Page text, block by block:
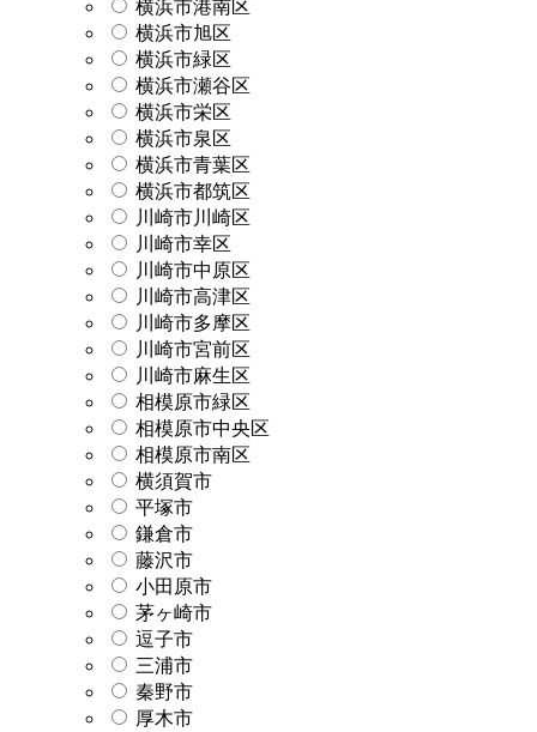
横浜市港南区
横浜市旭区
横浜市緑区
横浜市瀬谷区
横浜市栄区
横浜市泉区
横浜市青葉区
横浜市都筑区
川崎市川崎区
川崎市幸区
川崎市中原区
川崎市高津区
川崎市多摩区
川崎市宮前区
川崎市麻生区
相模原市緑区
相模原市中央区
相模原市南区
横須賀市
平塚市
鎌倉市
藤沢市
小田原市
茅ヶ崎市
逗子市
三浦市
秦野市
厚木市